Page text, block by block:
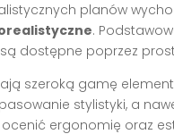
planów
.
dostępne poprzez
szeroką gamę
stylistyki, a
ergonomię oraz